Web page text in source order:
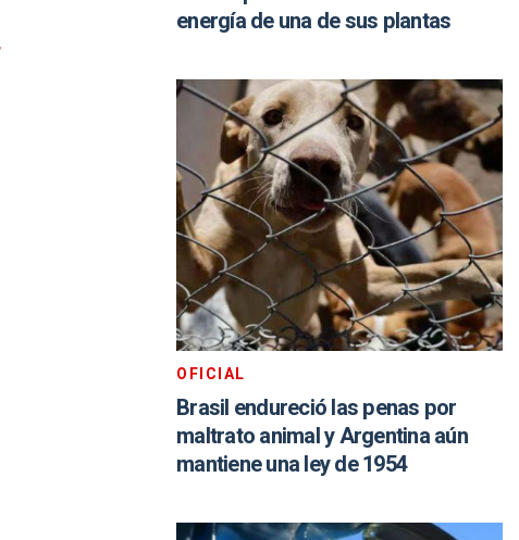
energía de una de sus plantas
OFICIAL
Brasil endureció las penas por
maltrato animal y Argentina aún
mantiene una ley de 1954